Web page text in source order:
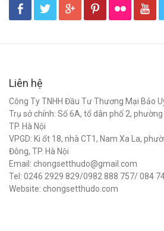
Liên hệ
Công Ty TNHH Đầu Tư Thương Mại Bảo
Trụ sở chính: Số 6A, tổ dân phố 2,
TP. Hà Nội
VPGD: Ki ốt 18, nhà CT1, Nam Xa La,
Đông, TP. Hà Nội
Email: chongsetthudo@gmail.com
Tel: 0246 2929 829/0982 888 757/ 084
Website: chongsetthudo.com